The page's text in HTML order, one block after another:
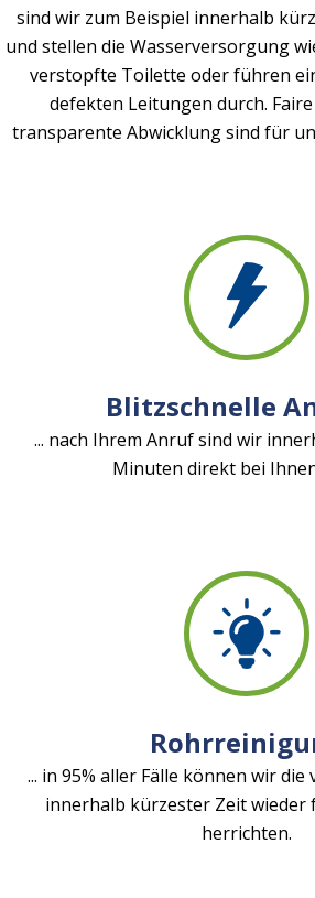
sind wir zum Beispiel innerhalb
und stellen die Wasserversorgung
verstopfte Toilette oder führen
defekten Leitungen durch.
transparente Abwicklung sind für
Blitzschnelle
... nach Ihrem Anruf sind wir
Minuten direkt bei
... in 95% aller Fälle können wir
innerhalb kürzester Zeit
herrichten.